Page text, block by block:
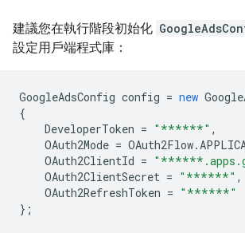
建議您在執行階段初始化
設定用戶端程式庫：
GoogleAdsConfig config = new
{
DeveloperToken = "******" ,
OAuth2Mode = OAuth2Flow.
OAuth2ClientId =
OAuth2ClientSecret = "******" ,
OAuth2RefreshToken = "******"
};